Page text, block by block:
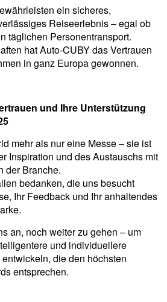
ein sicheres,
Reiseerlebnis – egal ob
täglichen Personentransport.
hat Auto-CUBY das Vertrauen
in ganz Europa gewonnen.
und Ihre Unterstützung
mehr als nur eine Messe – sie ist
Inspiration und des Austauschs mit
der Branche.
bedanken, die uns besucht
Ihr Feedback und Ihr anhaltendes
an, noch weiter zu gehen – um
und individuellere
die den höchsten
entsprechen.